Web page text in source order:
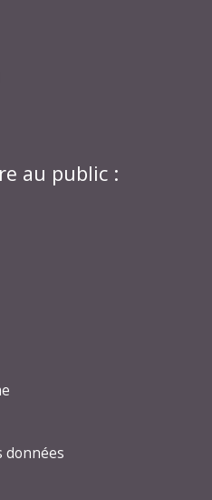
au public :
données